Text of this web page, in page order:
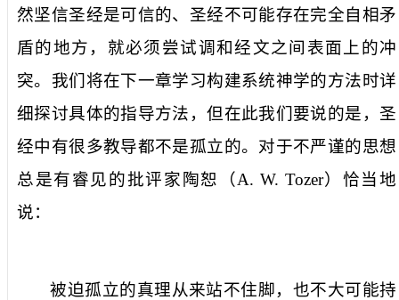
然坚信圣经是可信的、圣经不可能存在完全自相矛
盾的地方，就必须尝试调和经文之间表面上的冲
突。我们将在下一章学习构建系统神学的方法时详
细探讨具体的指导方法，但在此我们要说的是，圣
经中有很多教导都不是孤立的。对于不严谨的思想
总是有睿见的批评家陶恕（A. W. Tozer）恰当地
说：
被迫孤立的真理从来站不住脚，也不大可能持